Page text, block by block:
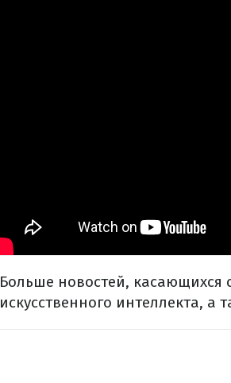
Больше новостей, касающихся
искусственного интеллекта, а